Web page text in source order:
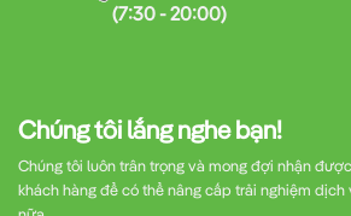
Chúng tôi lắng nghe bạn!
Chúng tôi luôn trân trọng và mong đợi nhận
khách hàng để có thể nâng cấp trải nghiệm
(7:30 - 20:00)